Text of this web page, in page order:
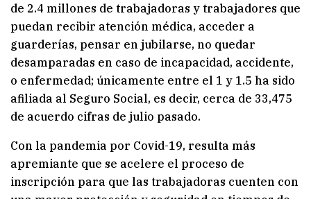
de 2.4 millones de trabajadoras y trabajadores que
puedan recibir atención médica, acceder a
guarderías, pensar en jubilarse, no quedar
desamparadas en caso de incapacidad, accidente,
o enfermedad; únicamente entre el 1 y 1.5 ha sido
afiliada al Seguro Social, es decir, cerca de 33,475
de acuerdo cifras de julio pasado.
Con la pandemia por Covid-19, resulta más
apremiante que se acelere el proceso de
inscripción para que las trabajadoras cuenten con